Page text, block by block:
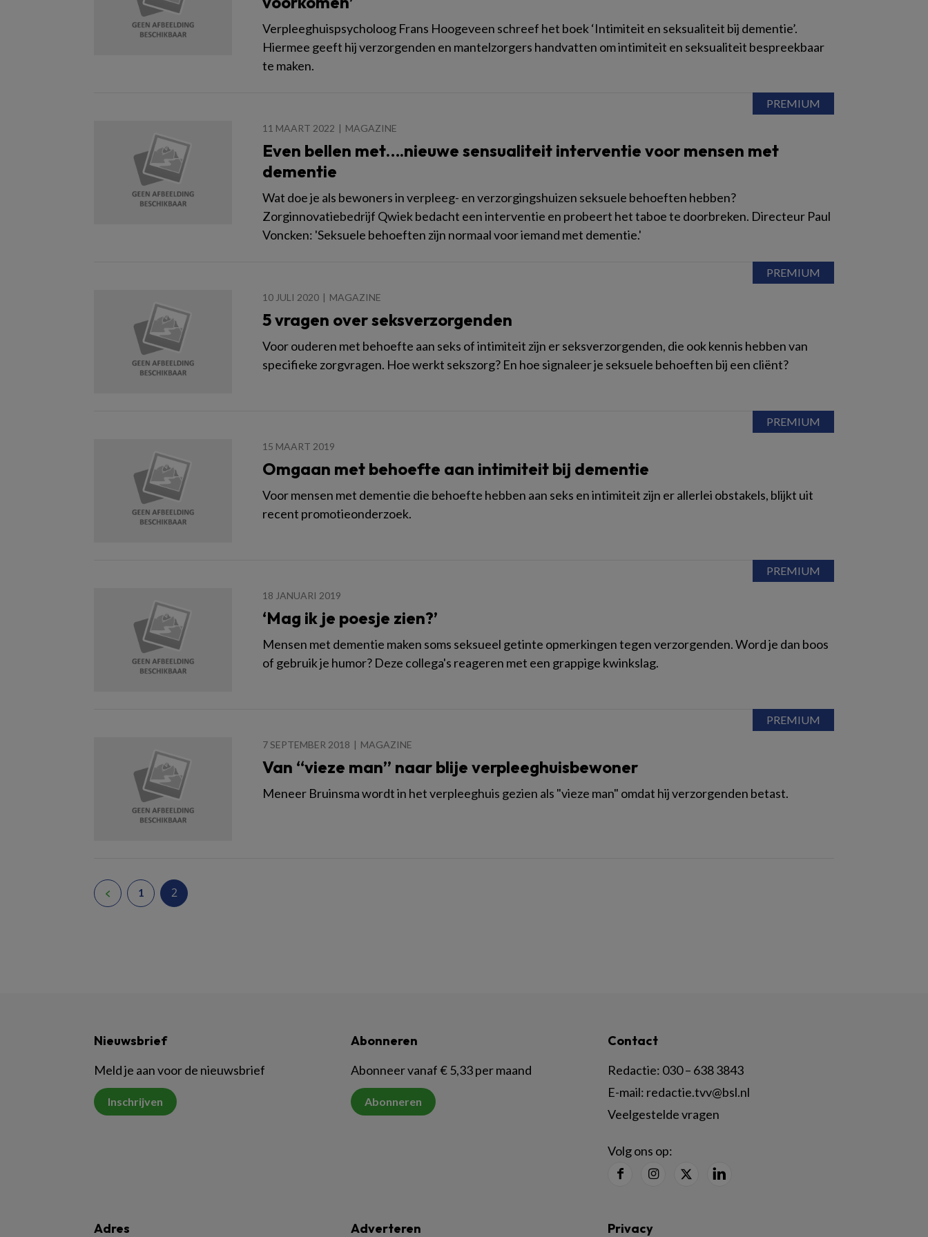
Verpleeghuispsycholoog Frans Hoogeveen schreef het boek ‘Intimiteit en seksualiteit bij dementie’.
Hiermee geeft hij verzorgenden en mantelzorgers handvatten om intimiteit en seksualiteit bespreekbaar
te maken.
11 MAART 2022 MAGAZINE
Even bellen met….nieuwe sensualiteit interventie voor mensen met
dementie
Wat doe je als bewoners in verpleeg- en verzorgingshuizen seksuele behoeften hebben?
Zorginnovatiebedrijf Qwiek bedacht een interventie en probeert het taboe te doorbreken. Directeur Paul
Voncken: 'Seksuele behoeften zijn normaal voor iemand met dementie.'
10 JULI 2020 MAGAZINE
5 vragen over seksverzorgenden
Voor ouderen met behoefte aan seks of intimiteit zijn er seksverzorgenden, die ook kennis hebben van
specifieke zorgvragen. Hoe werkt sekszorg? En hoe signaleer je seksuele behoeften bij een cliënt?
15 MAART 2019
Omgaan met behoefte aan intimiteit bij dementie
Voor mensen met dementie die behoefte hebben aan seks en intimiteit zijn er allerlei obstakels, blijkt uit
recent promotieonderzoek.
18 JANUARI 2019
‘Mag ik je poesje zien?’
Mensen met dementie maken soms seksueel getinte opmerkingen tegen verzorgenden. Word je dan boos
of gebruik je humor? Deze collega's reageren met een grappige kwinkslag.
7 SEPTEMBER 2018 MAGAZINE
Van “vieze man” naar blije verpleeghuisbewoner
Meneer Bruinsma wordt in het verpleeghuis gezien als "vieze man" omdat hij verzorgenden betast.
1 2
Nieuwsbrief
Meld je aan voor de nieuwsbrief
Inschrijven
Abonneren
Abonneer vanaf € 5,33 per maand
Abonneren
Contact
Redactie: 030 – 638 3843
E-mail: redactie.tvv@bsl.nl
Veelgestelde vragen
Volg ons op:
Adres Adverteren Privacy